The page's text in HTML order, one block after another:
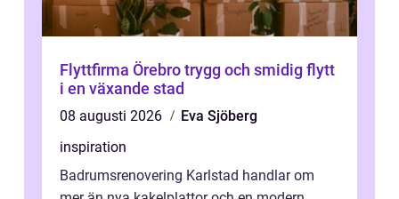
Flyttfirma Örebro trygg och smidig flytt
i en växande stad
08 augusti 2026
Eva Sjöberg
inspiration
Badrumsrenovering Karlstad handlar om